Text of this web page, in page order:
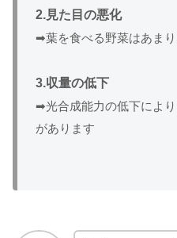
2.見た目の悪化
➡葉を食べる野菜はあま
3.収量の低下
➡光合成能力の低下によ
があります